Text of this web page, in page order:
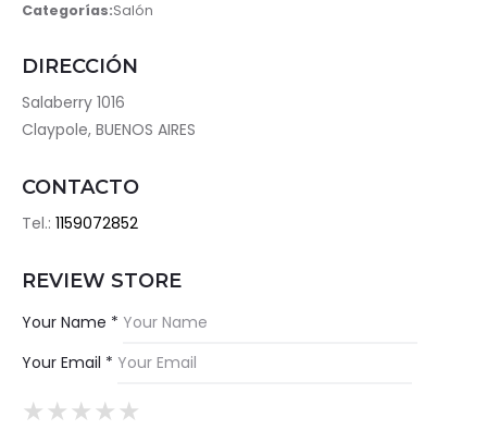
Categorías:Salón
DIRECCIÓN
Salaberry 1016
Claypole, BUENOS AIRES
CONTACTO
Tel.: 1159072852
REVIEW STORE
Your Name *
Your Email *
★
★★
★★★
★★★★
★★★★★